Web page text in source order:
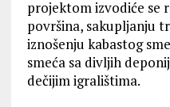
projektom izvodiće se
površina, sakupljanju
iznošenju kabastog
smeća sa divljih
dečijim igralištima.